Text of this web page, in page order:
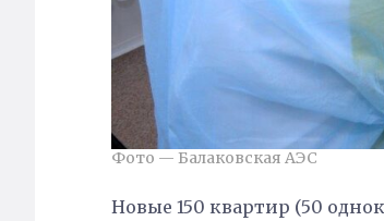
Фото — Балаковская АЭС
Новые 150 квартир (50